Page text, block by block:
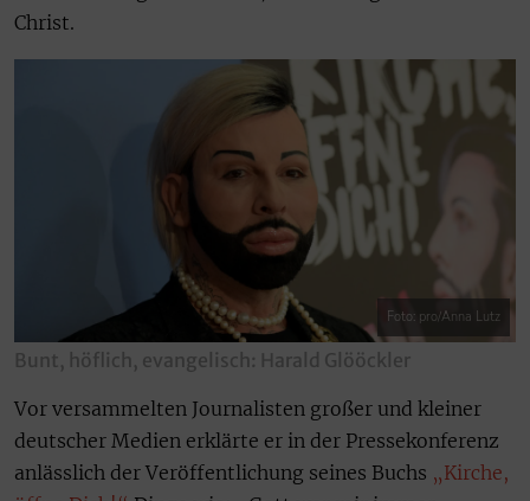
Christ.
Foto: pro/Anna Lutz
Bunt, höflich, evangelisch: Harald Glööckler
Vor versammelten Journalisten großer und kleiner
deutscher Medien erklärte er in der Pressekonferenz
anlässlich der Veröffentlichung seines Buchs „Kirche,